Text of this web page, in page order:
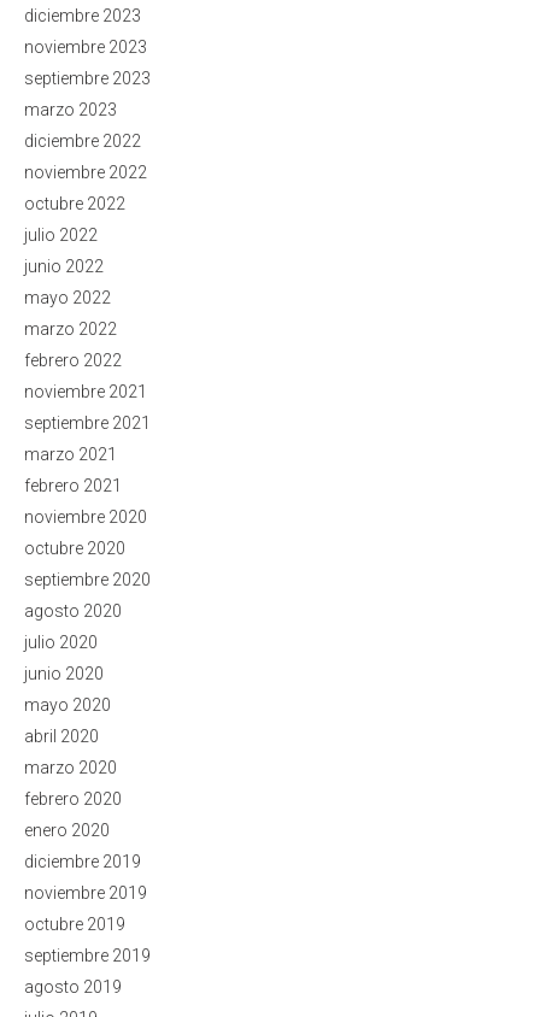
diciembre 2023
noviembre 2023
septiembre 2023
marzo 2023
diciembre 2022
noviembre 2022
octubre 2022
julio 2022
junio 2022
mayo 2022
marzo 2022
febrero 2022
noviembre 2021
septiembre 2021
marzo 2021
febrero 2021
noviembre 2020
octubre 2020
septiembre 2020
agosto 2020
julio 2020
junio 2020
mayo 2020
abril 2020
marzo 2020
febrero 2020
enero 2020
diciembre 2019
noviembre 2019
octubre 2019
septiembre 2019
agosto 2019